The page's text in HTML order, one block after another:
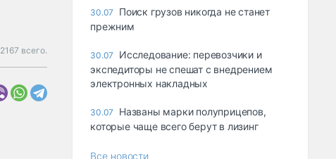
2167 всего.
30.07
Поиск грузов никогда не станет
прежним
30.07
Исследование: перевозчики и
экспедиторы не спешат с внедрением
электронных накладных
30.07
Названы марки полуприцепов,
которые чаще всего берут в лизинг
Все новости